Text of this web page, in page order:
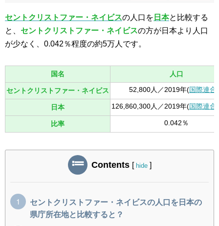
セントクリストファー・ネイビスの人口を 日本と比較する
と、 セントクリストファー・ネイビスの方が日本より人口
が少なく、0.042％程度の約5万人です。
国名 人口
セントクリストファー・ネイビス 52,800人／2019年(国際連合
日本 126,860,300人／2019年(国際連合
比率 0.042％
Contents [ hide ]
セントクリストファー・ネイビスの人口を日本の
県庁所在地と比較すると？